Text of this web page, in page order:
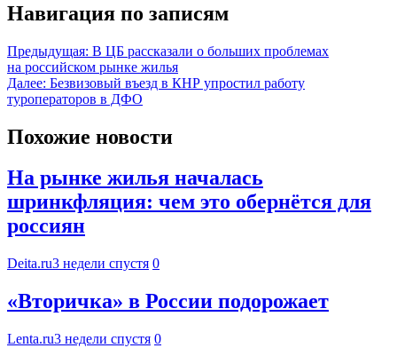
Навигация по записям
Предыдущая: В ЦБ рассказали о больших проблемах
на российском рынке жилья
Далее: Безвизовый въезд в КНР упростил работу
туроператоров в ДФО
Похожие новости
На рынке жилья началась
шринкфляция: чем это обернётся для
россиян
Deita.ru3 недели спустя 0
«Вторичка» в России подорожает
Lenta.ru3 недели спустя 0